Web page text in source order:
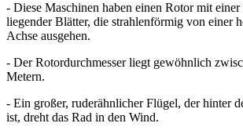
- Diese Maschinen haben einen Rotor mit einer
liegender Blätter, die strahlenförmig von einer
Achse ausgehen.
- Der Rotordurchmesser liegt gewöhnlich
Metern.
- Ein großer, ruderähnlicher Flügel, der hinter
ist, dreht das Rad in den Wind.